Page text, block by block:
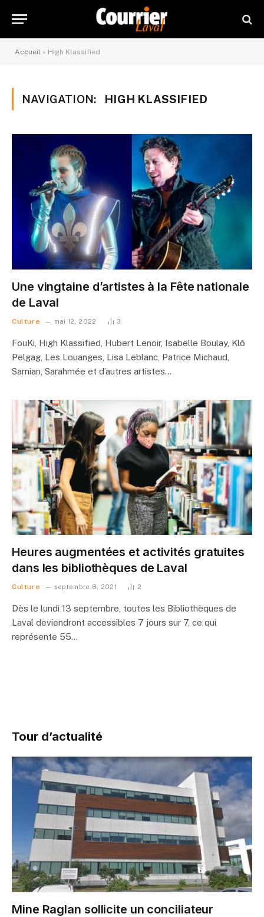
Accueil » High Klassified
NAVIGATION: HIGH KLASSIFIED
Une vingtaine d’artistes à la Fête nationale
de Laval
Culture mai 12, 2022 3
FouKi, High Klassified, Hubert Lenoir, Isabelle Boulay, Klô
Pelgag, Les Louanges, Lisa Leblanc, Patrice Michaud,
Samian, Sarahmée et d’autres artistes…
Heures augmentées et activités gratuites
dans les bibliothèques de Laval
Culture septembre 8, 2021 2
Dès le lundi 13 septembre, toutes les Bibliothèques de
Laval deviendront accessibles 7 jours sur 7, ce qui
représente 55…
Tour d’actualité
Mine Raglan sollicite un conciliateur